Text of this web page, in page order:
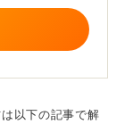
両立させた
活動プラン
と調べたうえ
毎年オジイか
以下の記事で解